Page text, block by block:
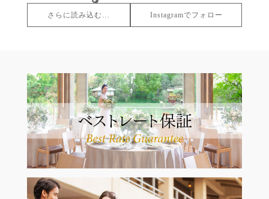
さらに読み込む… Instagramでフォロー